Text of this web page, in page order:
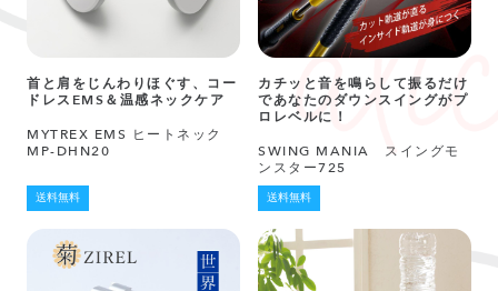
首と肩をじんわりほぐす、コー
ドレスEMS＆温感ネックケア
MYTREX EMS ヒートネック
MP-DHN20
送料無料
カチッと音を鳴らして振るだけ
であなたのダウンスイングがプ
ロレベルに！
SWING MANIA スイングモ
ンスター725
送料無料